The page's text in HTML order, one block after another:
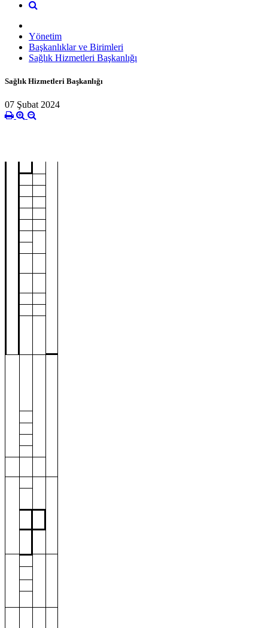
Yönetim
Başkanlıklar ve Birimleri
Sağlık Hizmetleri Başkanlığı
Sağlık Hizmetleri Başkanlığı
07 Şubat 2024